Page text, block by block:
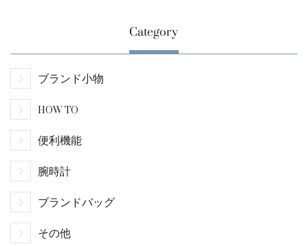
Category
ブランド小物
HOW TO
便利機能
腕時計
ブランドバッグ
その他